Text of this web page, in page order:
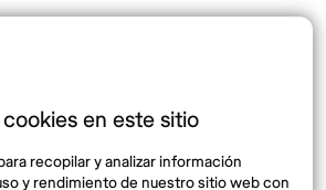
en este sitio
recopilar y analizar información
y rendimiento de nuestro sitio web con
Destinos